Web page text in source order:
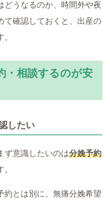
どうなるのか、時間外や夜
て確認しておくと、出産の
・相談するのが安
したい
ず意識したいのは分娩予約
。
約とは別に、無痛分娩希望